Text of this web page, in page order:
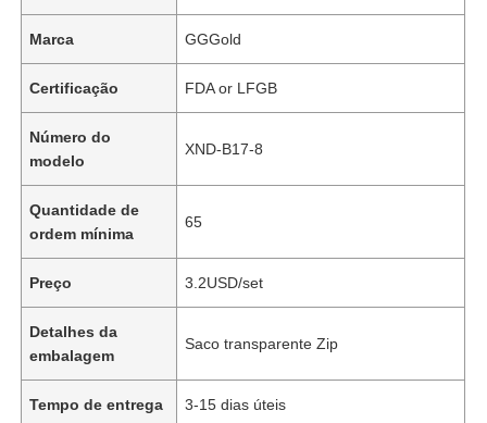
Marca GGGold
Certificação FDA or LFGB
Número do
modelo
XND-B17-8
Quantidade de
ordem mínima
65
Preço 3.2USD/set
Detalhes da
embalagem
Saco transparente Zip
Tempo de entrega 3-15 dias úteis